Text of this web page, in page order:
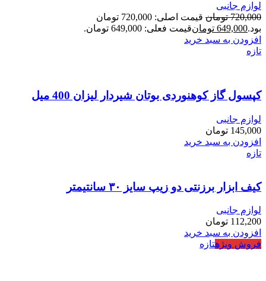
لوازم جانبی
720,000 تومان
قیمت اصلی: 720,000 تومان
بود.649,000 تومانقیمت فعلی: 649,000 تومان.
افزودن به سبد خرید
تازه
کپسول گاز کوهنوردی بوتان شیردار لیزان 400 میل
لوازم جانبی
145,000 تومان
افزودن به سبد خرید
تازه
کیف ابزار برزنتی دو زیپ سایز ۳۰ سانتیمتر
لوازم جانبی
112,200 تومان
افزودن به سبد خرید
فروش ویژهتازه